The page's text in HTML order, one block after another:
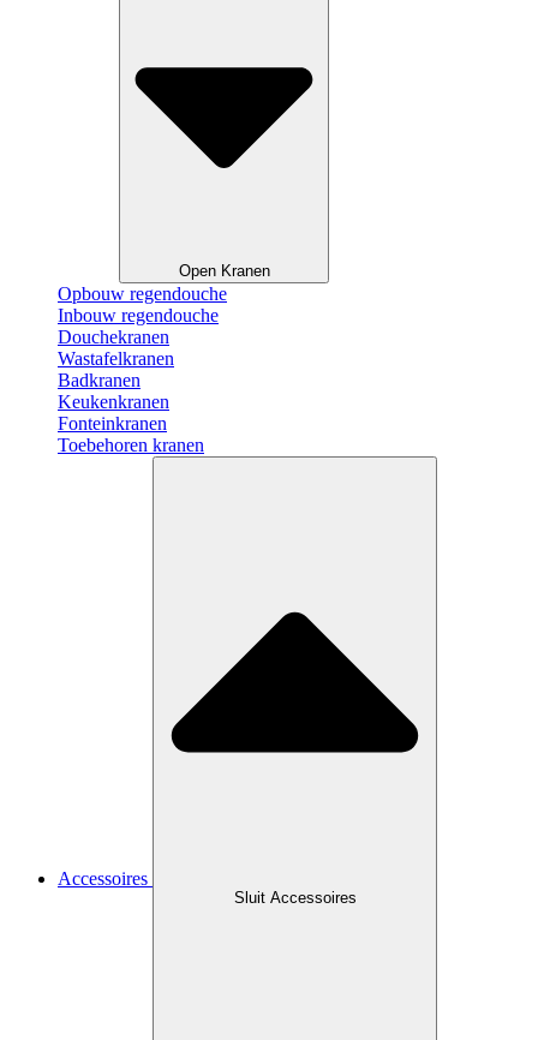
Open Kranen
Opbouw regendouche
Inbouw regendouche
Douchekranen
Wastafelkranen
Badkranen
Keukenkranen
Fonteinkranen
Toebehoren kranen
Accessoires
Sluit Accessoires